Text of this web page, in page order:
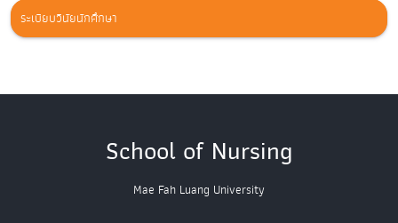
ระเบียบวินัยนักศึกษา
School of Nursing
Mae Fah Luang University